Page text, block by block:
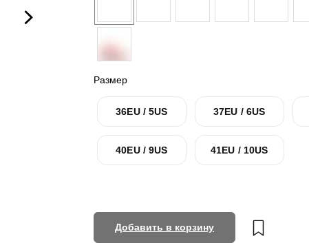
Размер
36EU / 5US 37EU / 6US
40EU / 9US 41EU / 10US
Добавить в корзину